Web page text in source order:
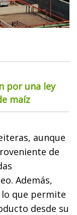
por una ley
maíz
aunque
de
Además,
que permite
desde su